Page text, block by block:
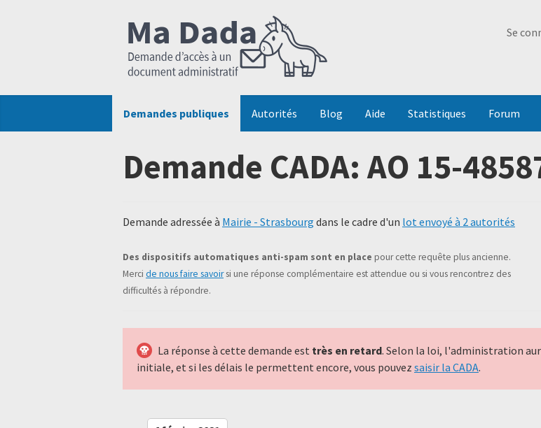
Se
Demandes publiques Autorités Blog Aide Statistiques Forum
Demande CADA: AO 15-
Demande adressée à Mairie - Strasbourg dans le cadre d'un lot envoyé à 2 autorités
Des dispositifs automatiques anti-spam sont en place pour cette requête plus ancienne.
Merci de nous faire savoirsi une réponse complémentaire est attendue ou si vous rencontrez des
difficultés à répondre.
La réponse à cette demande est très en retard. Selon la loi, l'administration
initiale, et si les délais le permettent encore, vous pouvez saisir la CADA.